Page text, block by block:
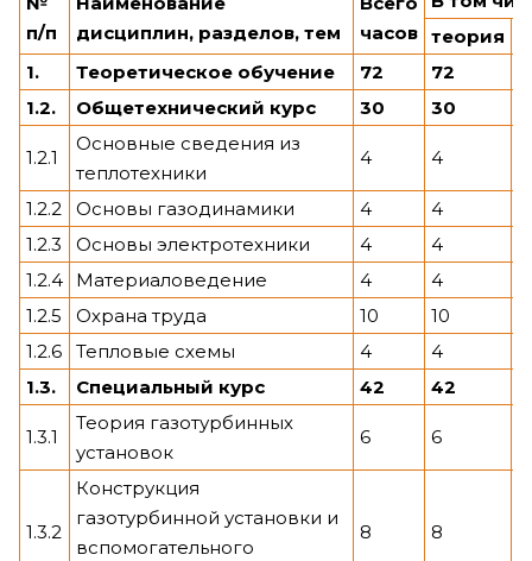
п/п
дисциплин, разделов, тем
часов теория
1.
Теоретическое обучение 72
72
1.2.
Общетехнический курс 30 30
1.2.1
Основные сведения из
теплотехники
4 4
1.2.2 Основы газодинамики 4
4
1.2.3
Основы электротехники 4
4
1.2.4
Материаловедение 4
4
1.2.5
Охрана труда 10
10
1.2.6
Тепловые схемы 4
4
1.3.
Специальный курс 42 42
1.3.1
Теория газотурбинных
установок
6 6
1.3.2
Конструкция
газотурбинной установки и
вспомогательного
8 8